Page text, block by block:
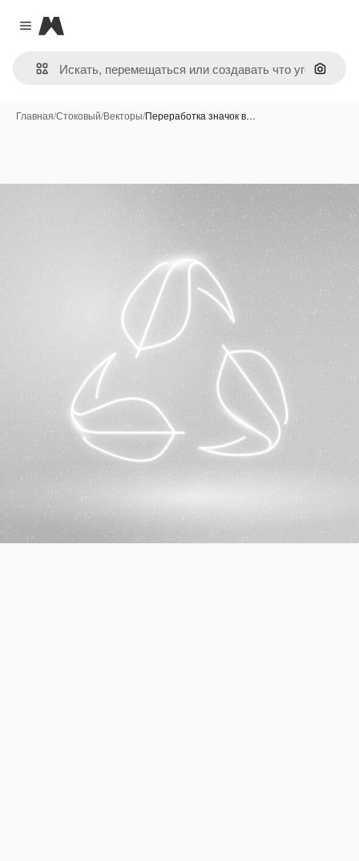
Close menu
Magnific
Поиск
Главная/Стоковый/Векторы/Переработка значок в…